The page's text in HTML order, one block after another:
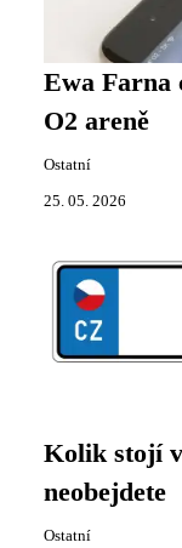
Ewa Farna
O2 areně
Ostatní
25. 05. 2026
Kolik stojí
neobejdete
Ostatní